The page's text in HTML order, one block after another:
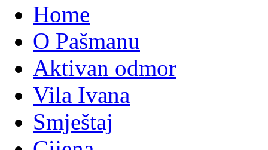
Home
O Pašmanu
Aktivan odmor
Vila Ivana
Smještaj